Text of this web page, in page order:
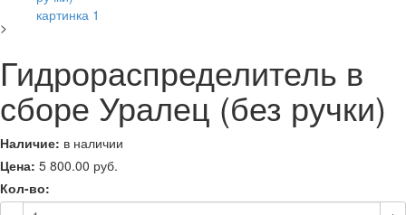
>
Гидрораспределитель в
сборе Уралец (без ручки)
Наличие: в наличии
Цена: 5 800.00 руб.
Кол-во: